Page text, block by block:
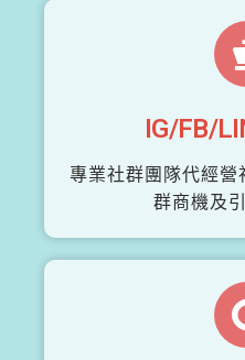
IG/FB/
專業社群團隊代經營
群商機及